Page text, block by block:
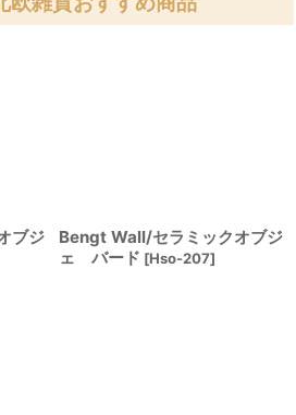
ブジ
Bengt Wall/セラミックオブジ
ェ バード [Hso-207]